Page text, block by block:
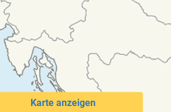
Karte anzeigen